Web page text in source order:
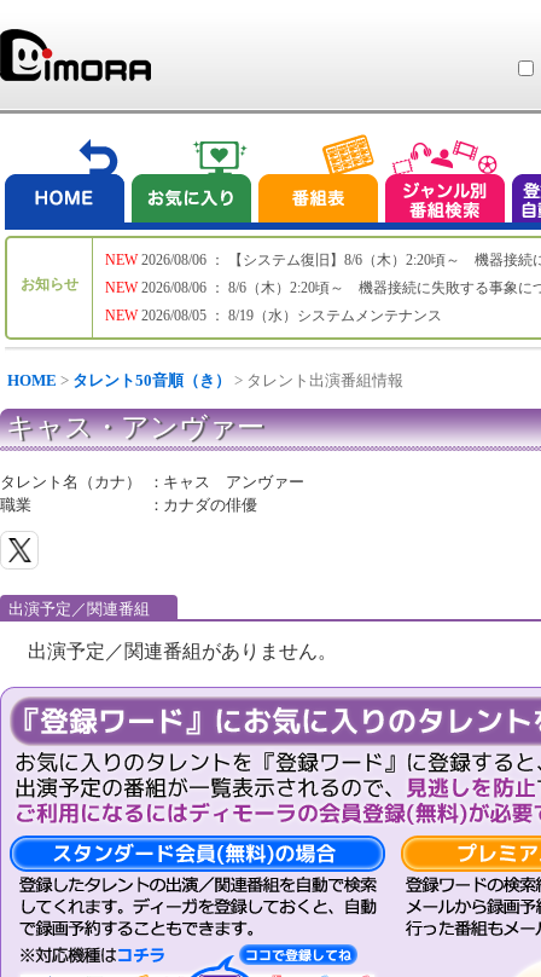
お知らせ
NEW
NEW
NEW
2026/08/06 ： 【システム復旧】8/6（木）2:20頃～ 機器接続
2026/08/06 ： 8/6（木）2:20頃～ 機器接続に失敗する事象に
2026/08/05 ： 8/19（水）システムメンテナンス
HOME > タレント50音順（き） > タレント出演番組情報
キャス・アンヴァー
タレント名（カナ） ： キャス アンヴァー
職業
： カナダの俳優
出演予定／関連番組
出演予定／関連番組がありません。